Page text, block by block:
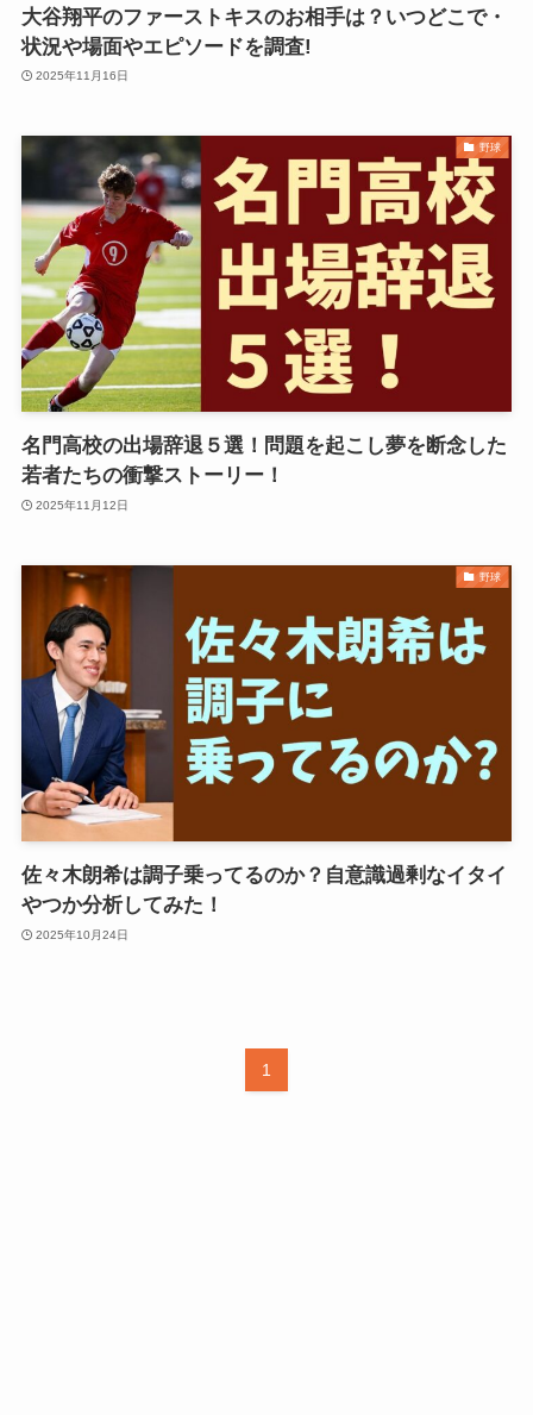
大谷翔平のファーストキスのお相手は？いつどこで・
状況や場面やエピソードを調査!
2025年11月16日
野球
名門高校の出場辞退５選！問題を起こし夢を断念した
若者たちの衝撃ストーリー！
2025年11月12日
野球
佐々木朗希は調子乗ってるのか？自意識過剰なイタイ
やつか分析してみた！
2025年10月24日
1